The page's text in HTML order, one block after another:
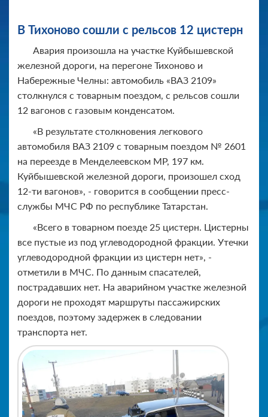
В Тихоново сошли с рельсов 12 цистерн
Авария произошла на участке Куйбышевской
железной дороги, на перегоне Тихоново и
Набережные Челны: автомобиль «ВАЗ 2109»
столкнулся с товарным поездом, с рельсов сошли
12 вагонов с газовым конденсатом.
«В результате столкновения легкового
автомобиля ВАЗ 2109 с товарным поездом № 2601
на переезде в Менделеевском МР, 197 км.
Куйбышевской железной дороги, произошел сход
12-ти вагонов», - говорится в сообщении пресс-
службы МЧС РФ по республике Татарстан.
«Всего в товарном поезде 25 цистерн. Цистерны
все пустые из под углеводородной фракции. Утечки
углеводородной фракции из цистерн нет», -
отметили в МЧС. По данным спасателей,
пострадавших нет. На аварийном участке железной
дороги не проходят маршруты пассажирских
поездов, поэтому задержек в следовании
транспорта нет.